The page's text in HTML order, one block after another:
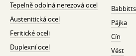
Tepelně odolná nerezová ocel
Austenitická ocel
Feritické oceli
Duplexní ocel
Babbitts
Pájka
Cín
Vést